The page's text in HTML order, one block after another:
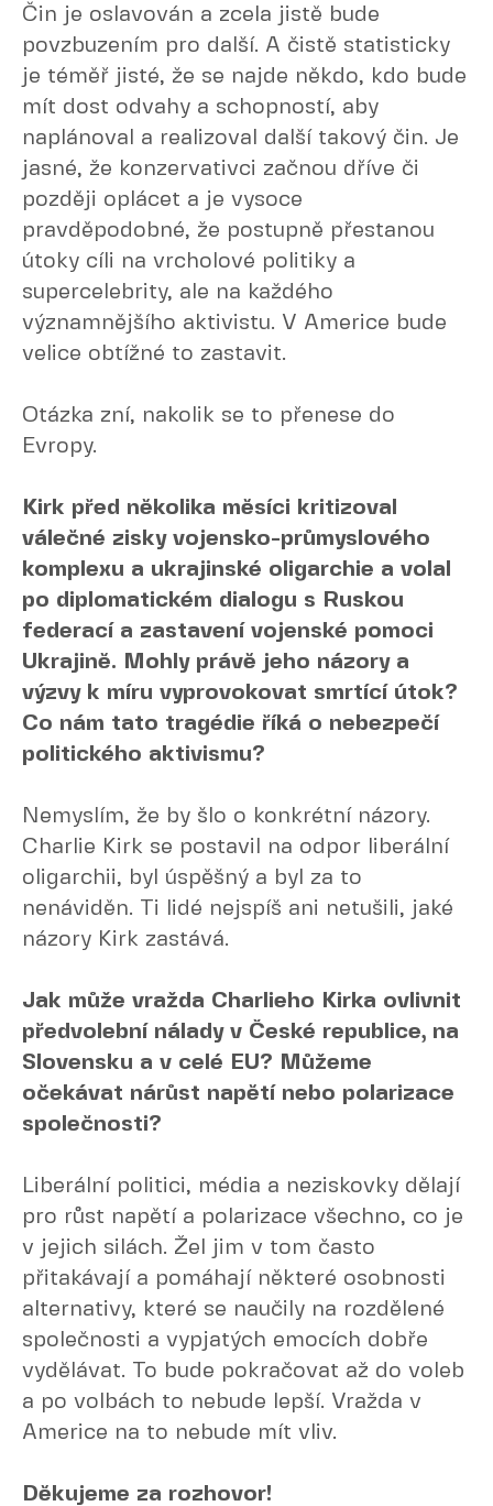
Čin je oslavován a zcela jistě bude
povzbuzením pro další. A čistě statisticky
je téměř jisté, že se najde někdo, kdo bude
mít dost odvahy a schopností, aby
naplánoval a realizoval další takový čin. Je
jasné, že konzervativci začnou dříve či
později oplácet a je vysoce
pravděpodobné, že postupně přestanou
útoky cíli na vrcholové politiky a
supercelebrity, ale na každého
významnějšího aktivistu. V Americe bude
velice obtížné to zastavit.
Otázka zní, nakolik se to přenese do
Evropy.
Kirk před několika měsíci kritizoval
válečné zisky vojensko-průmyslového
komplexu a ukrajinské oligarchie a volal
po diplomatickém dialogu s Ruskou
federací a zastavení vojenské pomoci
Ukrajině. Mohly právě jeho názory a
výzvy k míru vyprovokovat smrtící útok?
Co nám tato tragédie říká o nebezpečí
politického aktivismu?
Nemyslím, že by šlo o konkrétní názory.
Charlie Kirk se postavil na odpor liberální
oligarchii, byl úspěšný a byl za to
nenáviděn. Ti lidé nejspíš ani netušili, jaké
názory Kirk zastává.
Jak může vražda Charlieho Kirka ovlivnit
předvolební nálady v České republice, na
Slovensku a v celé EU? Můžeme
očekávat nárůst napětí nebo polarizace
společnosti?
Liberální politici, média a neziskovky dělají
pro růst napětí a polarizace všechno, co je
v jejich silách. Žel jim v tom často
přitakávají a pomáhají některé osobnosti
alternativy, které se naučily na rozdělené
společnosti a vypjatých emocích dobře
vydělávat. To bude pokračovat až do voleb
a po volbách to nebude lepší. Vražda v
Americe na to nebude mít vliv.
Děkujeme za rozhovor!